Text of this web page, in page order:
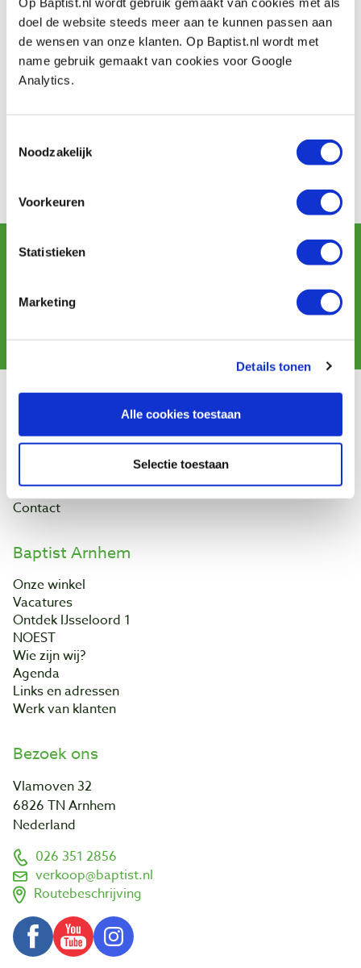
doel de website steeds meer aan te kunnen passen aan
de wensen van onze klanten. Op Baptist.nl wordt met
name gebruik gemaakt van cookies voor Google
Analytics.
Noodzakelijk
Voorkeuren
Statistieken
Marketing
Details tonen
Alle cookies toestaan
Selectie toestaan
kunnen worden gebruikt voor promotionele doeleinden.
Wilt u liever niet op de foto? Geef dit dan aan bij de
desbetreffende medewerker.
Contact
Postcode: 6826 TN
Plaats: Arnhem
Bekijk alles van Tormek
Schrijf u in voor de maandelijkse nieuwsbrief
Bestellen & levering
Garantie
Contact
Baptist Arnhem
Onze winkel
Vacatures
Ontdek IJsseloord 1
NOEST
Wie zijn wij?
Agenda
Links en adressen
Werk van klanten
Bezoek ons
Vlamoven 32
6826 TN Arnhem
Nederland
026 351 2856
verkoop@baptist.nl
Routebeschrijving